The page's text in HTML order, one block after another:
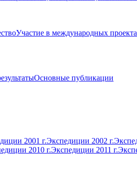
Участие в международных
Основные публикации
2001 г.Экспедиции 2002 г.
2010 г.Экспедиции 2011 г.